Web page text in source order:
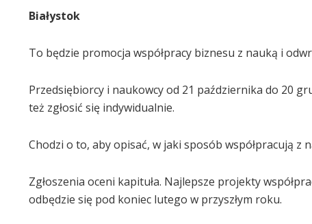
Białystok
To będzie promocja współpracy biznesu z nauką i
Przedsiębiorcy i naukowcy od 21 października do 20
też zgłosić się indywidualnie.
Chodzi o to, aby opisać, w jaki sposób współpracują z
Zgłoszenia oceni kapituła. Najlepsze projekty
odbędzie się pod koniec lutego w przyszłym roku.